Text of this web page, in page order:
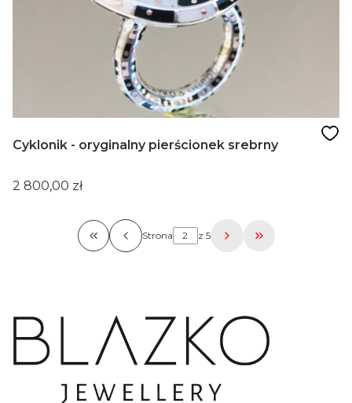
Cyklonik - oryginalny pierścionek srebrny
Cena
2 800,00 zł
Wróć do pierwszej strony z produktami
Strona z 5 Przejdź do